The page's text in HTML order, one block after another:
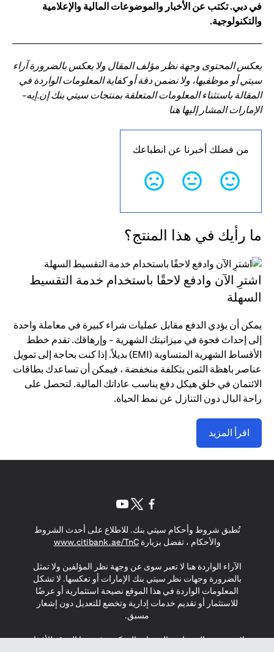
في دبي. تكتب عن الأخبار والموضوعات المالية والإعلامية
والتكنولوجية.
يعكس المحتوى وجهة نظر مؤلف المقال ولا يعكس بالضرورة آراء
سيتي أو موظفيها، ولا نضمن دقة أو كفاية المعلومات الواردة في
المقالة باستثناء المعلومات المتعلقة بمنتجات سيتي بنك إن.إيه-
الإمارات المشار إليها هنا
من فضلك أخبرنا عن انطباعك
ما رأيك في هذا المنتج؟
اشترِ الآن وادفع لاحقًا باستخدام خدمة التقسيط
السهلة
يمكن أن يؤدي الدفع مقابل عمليات شراء كبيرة في معاملة واحدة
إلى إحداث فجوة في ميزانيتك الشهرية - وإرهاقك. تقدم خطط
الأقساط الشهرية المتساوية (EMI) بديلاً. إذا كنت بحاجة إلى تمويل
عناصر باهظة الثمن بتكلفة منخفضة ، فيمكن أن تساعدك بطاقات
الائتمان في خلق هيكل دفع يناسب عاداتك المالية. لتحصل على
راحة البال دون التنازل عن نمط الحياة.
اقرأ المزيد
تُطبق شروط وأحكام سيتي بنك. للاطلاع على أحدث الشروط
والأحكام ، تفضل بزيارةwww.citibank.ae/TnC
(opens in a new tab)
الآراء الواردة هنا لا تعبر سوى عن وجهة نظر المؤلفين ولا تمثل
بالضرورة وجهات نظر سيتي بنك الإمارات أو تعكسها. لا تشكل
المعلومات الواردة في هذا الموقع نصيحة استثمارية أو عرضًا
للاستثمار أو تقديم خدمات إدارية وتخضع للتعديل دون إشعار
مسبق.
لا يتم تقديم المنتجات والخدمات المذكورة في هذا الموقع للأفراد